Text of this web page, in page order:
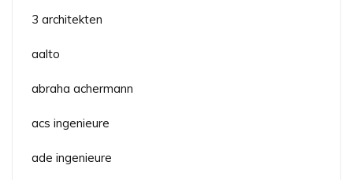
3 architekten
aalto
abraha achermann
acs ingenieure
ade ingenieure